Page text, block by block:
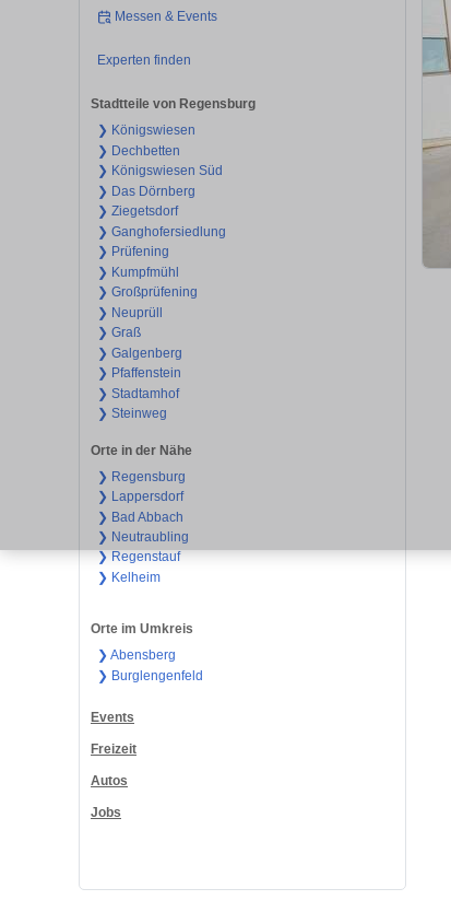
Messen & Events
Experten finden
Stadtteile von Regensburg
❯ Königswiesen
❯ Dechbetten
❯ Königswiesen Süd
❯ Das Dörnberg
❯ Ziegetsdorf
❯ Ganghofersiedlung
❯ Prüfening
❯ Kumpfmühl
❯ Großprüfening
❯ Neuprüll
❯ Graß
❯ Galgenberg
❯ Pfaffenstein
❯ Stadtamhof
❯ Steinweg
Orte in der Nähe
❯ Regensburg
❯ Lappersdorf
❯ Bad Abbach
❯ Neutraubling
❯ Regenstauf
❯ Kelheim
Orte im Umkreis
❯ Abensberg
❯ Burglengenfeld
Events
Freizeit
Autos
Jobs